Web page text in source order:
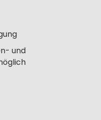
und